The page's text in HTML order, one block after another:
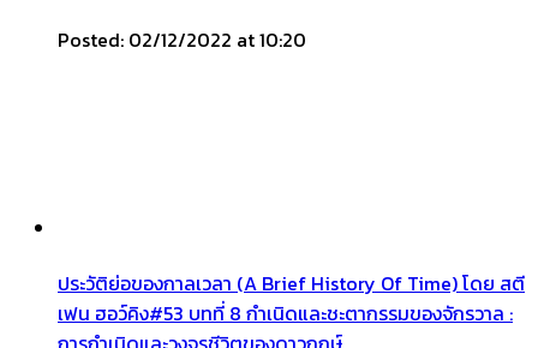
Posted: 02/12/2022 at 10:20
ประวัติย่อของกาลเวลา (A Brief History Of Time) โดย สตี
เฟน ฮอว์คิง#53 บทที่ 8 กำเนิดและชะตากรรมของจักรวาล :